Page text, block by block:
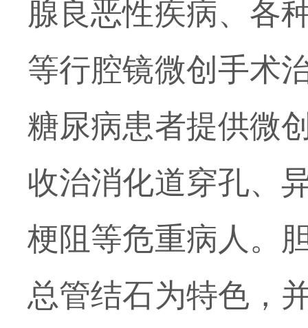
腺良恶性疾病、各
等行腔镜微创手术
糖尿病患者提供微
收治消化道穿孔、
梗阻等危重病人。
总管结石为特色，